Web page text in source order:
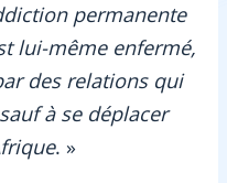
permanente
lui-même enfermé,
des relations qui
à se déplacer
. »